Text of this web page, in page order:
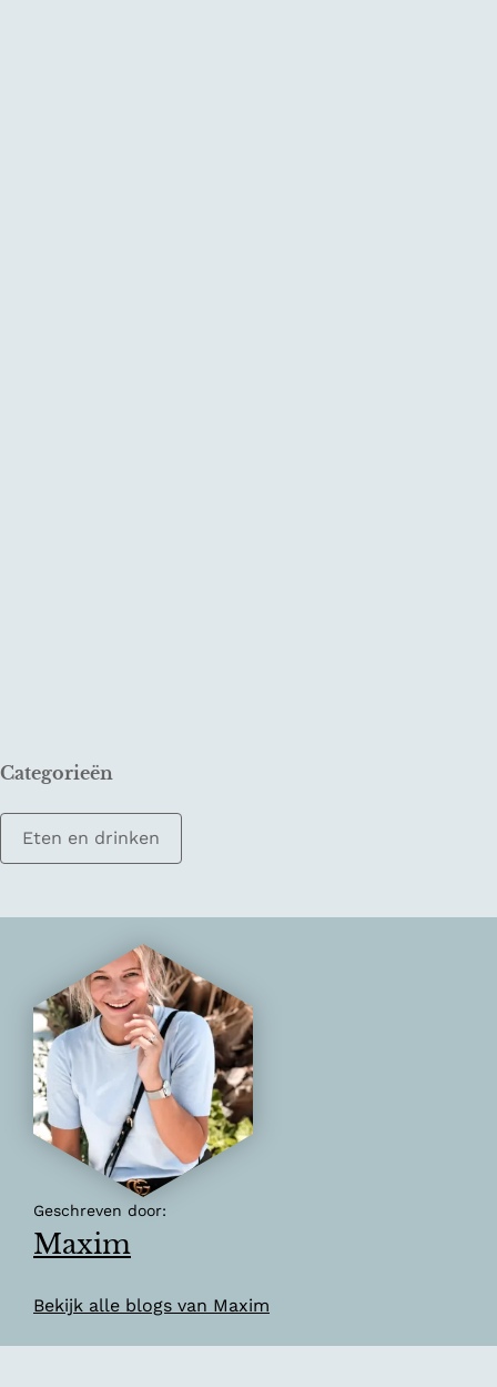
Categorieën
Eten en drinken
Geschreven door:
Maxim
Bekijk alle blogs van Maxim